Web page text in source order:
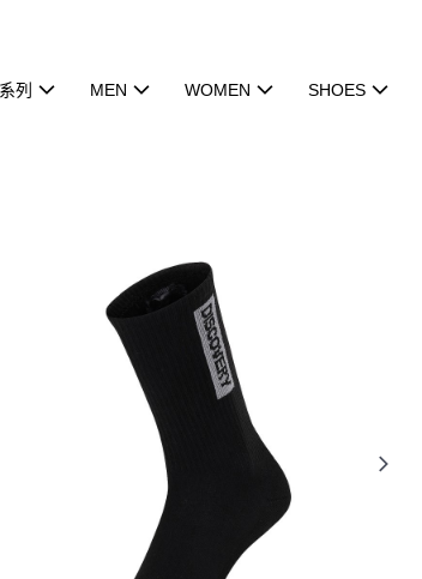
列 MEN WOMEN SHOES